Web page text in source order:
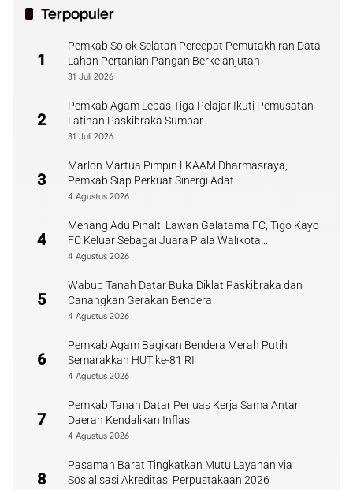
Terpopuler
1
Pemkab Solok Selatan Percepat Pemutakhiran Data
Lahan Pertanian Pangan Berkelanjutan
31 Juli 2026
2
Pemkab Agam Lepas Tiga Pelajar Ikuti Pemusatan
Latihan Paskibraka Sumbar
31 Juli 2026
3
Marlon Martua Pimpin LKAAM Dharmasraya,
Pemkab Siap Perkuat Sinergi Adat
4 Agustus 2026
4
Menang Adu Pinalti Lawan Galatama FC, Tigo Kayo
FC Keluar Sebagai Juara Piala Walikota
Payakumbuh
4 Agustus 2026
5
Wabup Tanah Datar Buka Diklat Paskibraka dan
Canangkan Gerakan Bendera
4 Agustus 2026
6
Pemkab Agam Bagikan Bendera Merah Putih
Semarakkan HUT ke-81 RI
4 Agustus 2026
7
Pemkab Tanah Datar Perluas Kerja Sama Antar
Daerah Kendalikan Inflasi
4 Agustus 2026
8
Pasaman Barat Tingkatkan Mutu Layanan via
Sosialisasi Akreditasi Perpustakaan 2026